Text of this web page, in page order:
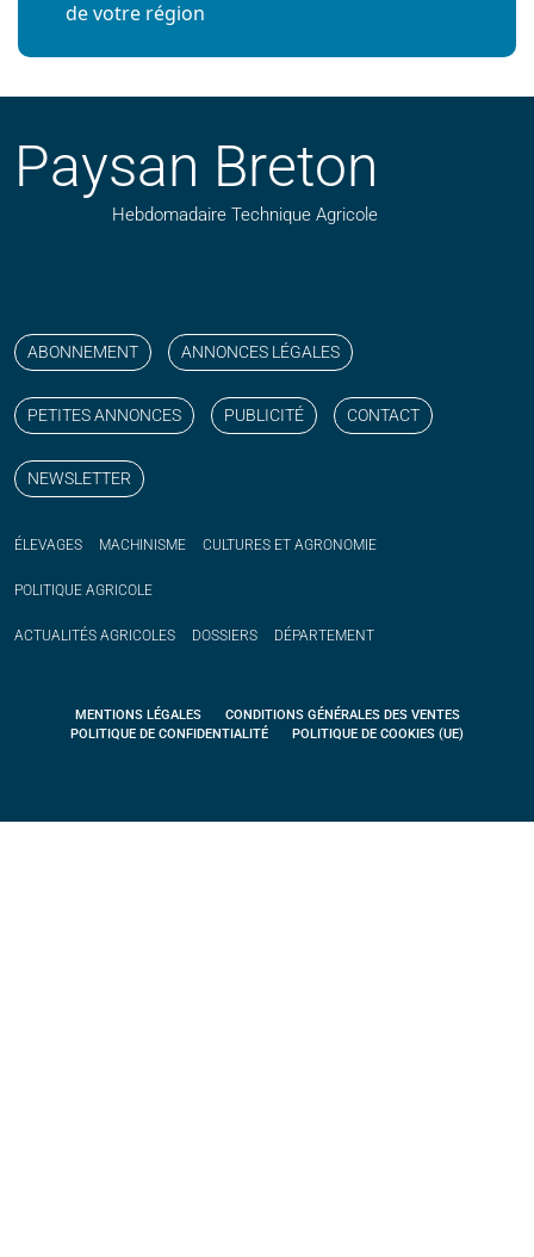
de votre région
Paysan Breton
Hebdomadaire Technique Agricole
ABONNEMENT ANNONCES LÉGALES
PETITES ANNONCES PUBLICITÉ CONTACT
NEWSLETTER
ÉLEVAGES MACHINISME CULTURES ET AGRONOMIE
POLITIQUE AGRICOLE
ACTUALITÉS AGRICOLES DOSSIERS DÉPARTEMENT
MENTIONS LÉGALES
CONDITIONS GÉNÉRALES DES VENTES
POLITIQUE DE CONFIDENTIALITÉ
POLITIQUE DE COOKIES (UE)